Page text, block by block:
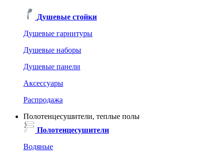
Душевые стойки
Душевые гарнитуры
Душевые наборы
Душевые панели
Аксессуары
Распродажа
Полотенцесушители, теплые полы
Полотенцесушители
Водяные